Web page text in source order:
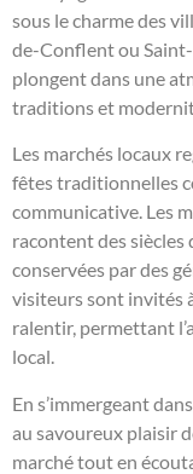
sous le charme des
de-Conflent ou
plongent dans une
traditions et
Les marchés locaux
fêtes traditionnelles
communicative. Les
racontent des siècles
conservées par des
visiteurs sont invités
ralentir, permettant
local.
En s’immergeant
au savoureux plaisir
marché tout en